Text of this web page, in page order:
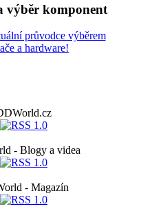
výběr komponent
průvodce výběrem
a hardware!
- Blogy a videa
- Magazín